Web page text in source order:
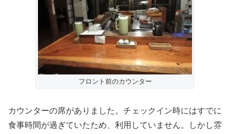
フロント前のカウンター
カウンターの席がありました。チェックイン時にはすでに
食事時間が過ぎていたため、利用していません。しかし雰